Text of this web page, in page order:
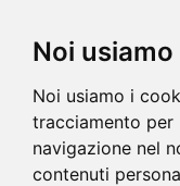
Noi
Noi usiamo i
tracciamento per
navigazione nel
contenuti